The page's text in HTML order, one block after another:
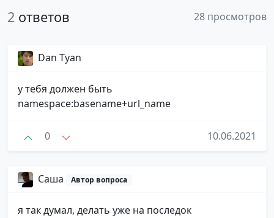
2 ответов 28 просмотров
Dan Tyan
у тебя должен быть
namespace:basename+url_name
0 10.06.2021
Саша Автор вопроса
я так думал, делать уже на последок